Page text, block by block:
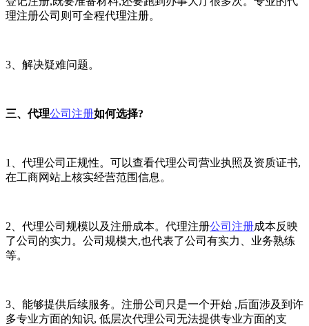
理注册公司则可全程代理注册。
3、解决疑难问题。
三、代理公司注册如何选择?
1、代理公司正规性。可以查看代理公司营业执照及资质证书,
在工商网站上核实经营范围信息。
2、代理公司规模以及注册成本。代理注册公司注册成本反映
了公司的实力。公司规模大,也代表了公司有实力、业务熟练
等。
3、能够提供后续服务。注册公司只是一个开始 ,后面涉及到许
多专业方面的知识, 低层次代理公司无法提供专业方面的支